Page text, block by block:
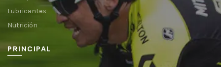
Lubricantes
Nutrición
PRINCIPAL